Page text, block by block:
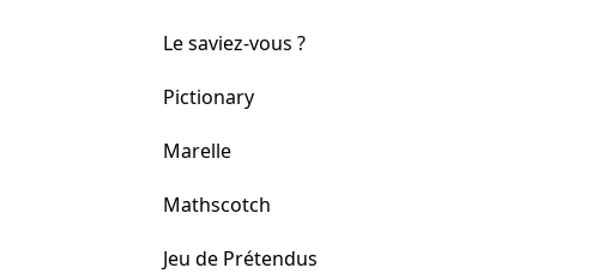
Le saviez-vous ?
Pictionary
Marelle
Mathscotch
Jeu de Prétendus